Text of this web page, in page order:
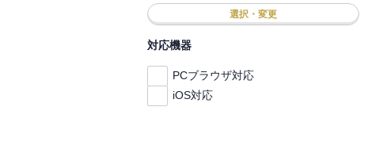
選択・変更
対応機器
PCブラウザ対応
iOS対応